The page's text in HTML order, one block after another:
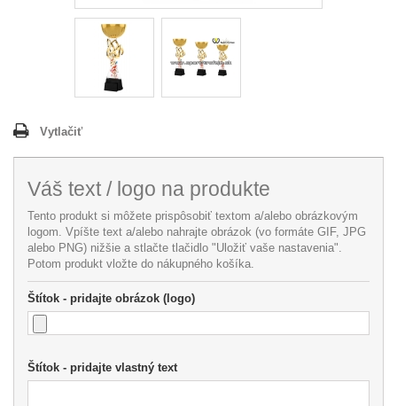
Vytlačiť
Váš text / logo na produkte
Tento produkt si môžete prispôsobiť textom a/alebo obrázkovým
logom. Vpíšte text a/alebo nahrajte obrázok (vo formáte GIF, JPG
alebo PNG) nižšie a stlačte tlačidlo "Uložiť vaše nastavenia".
Potom produkt vložte do nákupného košíka.
Štítok - pridajte obrázok (logo)
Štítok - pridajte vlastný text